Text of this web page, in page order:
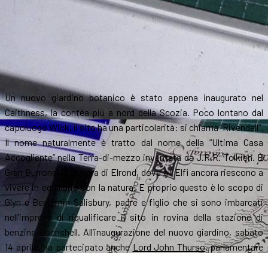
Un nuovo giardino botanico è stato appena inaugurato nel
Caithness, la contea più a nord della Scozia. Poco lontano dal
capoluogo Wick, il sito ha una particolarità: si chiama “Rivendell”.
Il nome naturalmente è tratto dal nome della “Ultima Casa
Accogliente” nella Terra-di-mezzo inventata da J.R.R. Tolkien. È
Gran Burrone, la dimora di Elrond, dove gli Elfi ancora riescono a
vivere in equilibrio con la natura. E proprio questo è lo scopo di
Glyn e Benjamin Salisbury, padre e figlio che si sono imbarcati
nell’impresa di riqualificare il sito in rovina della stazione di
benzina Lochshell. All’inaugurazione del nuovo giardino, sabato
14 aprile, ha partecipato ancheLord John Thurso, parlamentare